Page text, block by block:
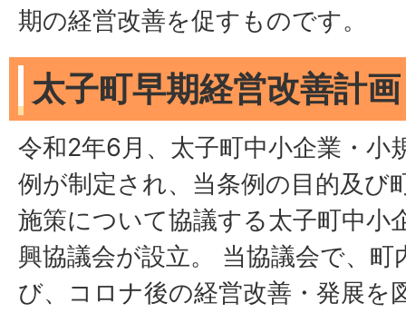
期の経営改善を促すものです。
太子町早期経営改善計画
令和2年6月、太子町中小企業・小
例が制定され、当条例の目的及び
施策について協議する太子町中小
興協議会が設立。 当協議会で、町
び、コロナ後の経営改善・発展を